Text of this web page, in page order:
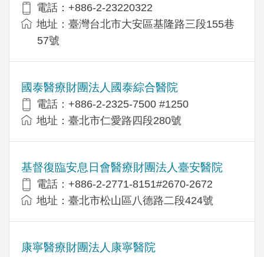
電話：+886-2-23220322
地址：臺灣台北市大安區基隆路三段155巷
57號
國泰醫療財團法人國泰綜合醫院
電話：+886-2-2325-7500 #1250
地址：臺北市仁愛路四段280號
基督復臨安息日會醫療財團法人臺安醫院
電話：+886-2-2771-8151#2670-2672
地址：臺北市松山區八德路二段424號
康寧醫療財團法人康寧醫院